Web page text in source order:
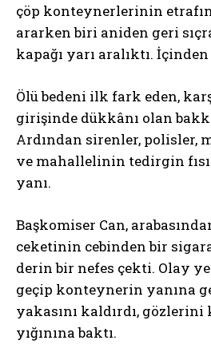
çöp konteynerlerinin
ararken biri aniden geri
kapağı yarı aralıktı.
Ölü bedeni ilk fark eden,
girişinde dükkânı olan
Ardından sirenler, polisler,
ve mahallelinin tedirgin
yanı.
Başkomiser Can,
ceketinin cebinden bir
derin bir nefes çekti. Olay
geçip konteynerin yanına
yakasını kaldırdı, gözlerini
yığınına baktı.